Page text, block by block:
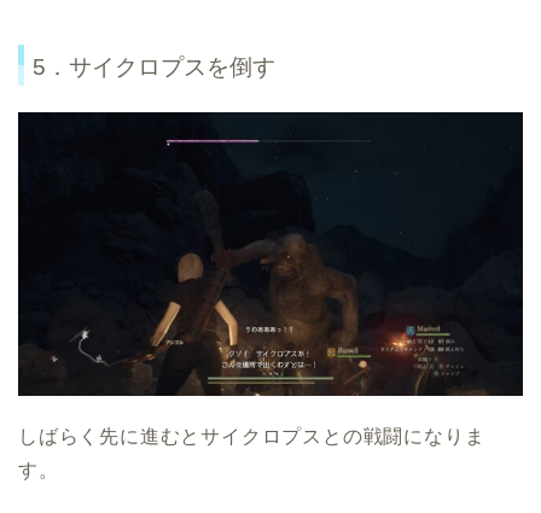
5．サイクロプスを倒す
しばらく先に進むとサイクロプスとの戦闘になりま
す。